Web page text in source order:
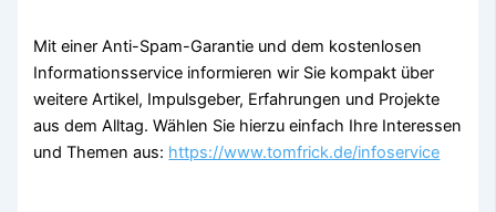
Mit einer Anti-Spam-Garantie und dem kostenlosen
Informationsservice informieren wir Sie kompakt über
weitere Artikel, Impulsgeber, Erfahrungen und Projekte
aus dem Alltag. Wählen Sie hierzu einfach Ihre Interessen
und Themen aus: https://www.tomfrick.de/infoservice